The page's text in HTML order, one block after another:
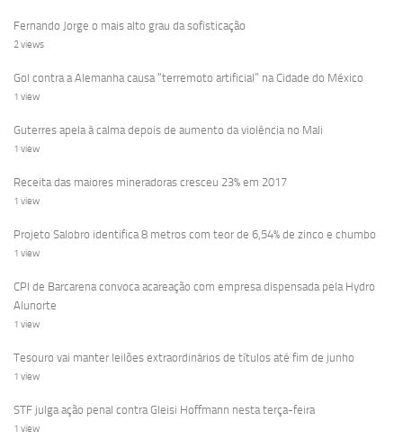
Fernando Jorge o mais alto grau da sofisticação
2 views
Gol contra a Alemanha causa “terremoto artificial” na Cidade do México
1 view
Guterres apela à calma depois de aumento da violência no Mali
1 view
Receita das maiores mineradoras cresceu 23% em 2017
1 view
Projeto Salobro identifica 8 metros com teor de 6,54% de zinco e chumbo
1 view
CPI de Barcarena convoca acareação com empresa dispensada pela Hydro
Alunorte
1 view
Tesouro vai manter leilões extraordinários de títulos até fim de junho
1 view
STF julga ação penal contra Gleisi Hoffmann nesta terça-feira
1 view